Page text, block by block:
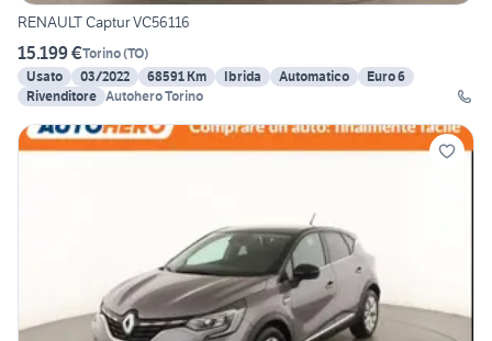
RENAULT Captur VC56116
15.199 €Torino(TO)
Usato
03/2022 68591 Km Ibrida Automatico
Euro 6
Rivenditore Autohero Torino